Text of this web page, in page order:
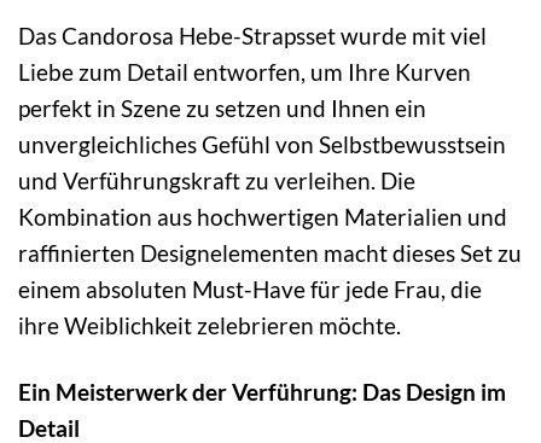
Das Candorosa Hebe-Strapsset wurde mit viel
Liebe zum Detail entworfen, um Ihre Kurven
perfekt in Szene zu setzen und Ihnen ein
unvergleichliches Gefühl von Selbstbewusstsein
und Verführungskraft zu verleihen. Die
Kombination aus hochwertigen Materialien und
raffinierten Designelementen macht dieses Set zu
einem absoluten Must-Have für jede Frau, die
ihre Weiblichkeit zelebrieren möchte.
Ein Meisterwerk der Verführung: Das Design im
Detail